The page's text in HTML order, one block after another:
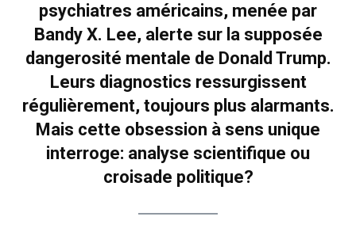
psychiatres américains, menée par
Bandy X. Lee, alerte sur la supposée
dangerosité mentale de Donald Trump.
Leurs diagnostics ressurgissent
régulièrement, toujours plus alarmants.
Mais cette obsession à sens unique
interroge: analyse scientifique ou
croisade politique?